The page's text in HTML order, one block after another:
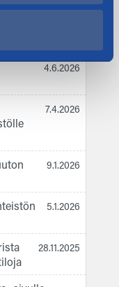
4.6.2026
7.4.2026
9.1.2026
5.1.2026
28.11.2025